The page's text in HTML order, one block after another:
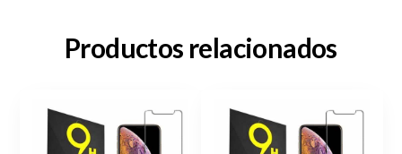
Productos relacionados